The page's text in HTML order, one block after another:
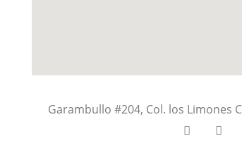
Garambullo #204, Col. los Limones